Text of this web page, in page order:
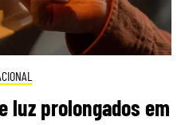
luz prolongados em